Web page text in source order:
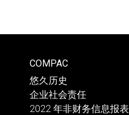
COMPAC
悠久历史
企业社会责任
2022 年非财务信息报表